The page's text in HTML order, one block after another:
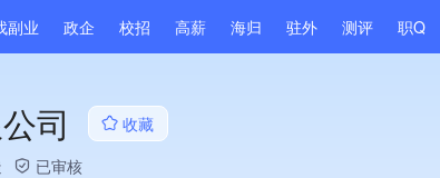
副业 政企 校招 高薪 海归 驻外 测评 职Q
司
收藏
已审核